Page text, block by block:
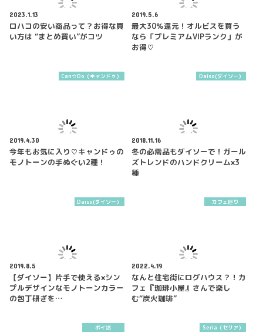
2023.1.13
ロハコの安い商品って？お得な買
い方は “まとめ買い”がコツ
2019.5.6
最大30％還元！オルビスを買う
なら「プレミアムVIPランク」が
お得♡
Can☆Do（キャンドゥ）
2019.4.30
今年もお気に入り♡キャンドゥの
モノトーンの手ぬぐい2種！
Daiso(ダイソー）
2018.11.16
冬の必需品もダイソーで！ガール
ズトレンドのハンドクリーム×3
種
Daiso(ダイソー）
2019.8.5
【ダイソー】片手で使える×シン
プルデザインなモノトーンカラー
の包丁研ぎを…
カフェ巡り
2022.4.19
なんと住宅街にログハウス？！カ
フェ『珈琲小屋』さんで楽し
む“炭火珈琲”
ポイ活 Seria（セリア）